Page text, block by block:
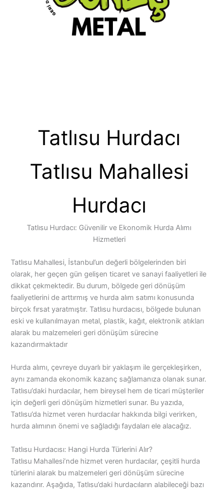
Tatlısu Hurdacı
Tatlısu Mahallesi
Hurdacı
Tatlısu Hurdacı: Güvenilir ve Ekonomik Hurda Alımı
Hizmetleri
Tatlısu Mahallesi, İstanbul’un değerli bölgelerinden biri
olarak, her geçen gün gelişen ticaret ve sanayi faaliyetleri ile
dikkat çekmektedir. Bu durum, bölgede geri dönüşüm
faaliyetlerini de arttırmış ve hurda alım satımı konusunda
birçok fırsat yaratmıştır. Tatlısu hurdacısı, bölgede bulunan
eski ve kullanılmayan metal, plastik, kağıt, elektronik atıkları
alarak bu malzemeleri geri dönüşüm sürecine
kazandırmaktadır
Hurda alımı, çevreye duyarlı bir yaklaşım ile gerçekleşirken,
aynı zamanda ekonomik kazanç sağlamanıza olanak sunar.
Tatlısu’daki hurdacılar, hem bireysel hem de ticari müşteriler
için değerli geri dönüşüm hizmetleri sunar. Bu yazıda,
Tatlısu’da hizmet veren hurdacılar hakkında bilgi verirken,
hurda alımının önemi ve sağladığı faydaları ele alacağız.
Tatlısu Hurdacısı: Hangi Hurda Türlerini Alır?
Tatlısu Mahallesi’nde hizmet veren hurdacılar, çeşitli hurda
türlerini alarak bu malzemeleri geri dönüşüm sürecine
kazandırır. Aşağıda, Tatlısu’daki hurdacıların alabileceği bazı